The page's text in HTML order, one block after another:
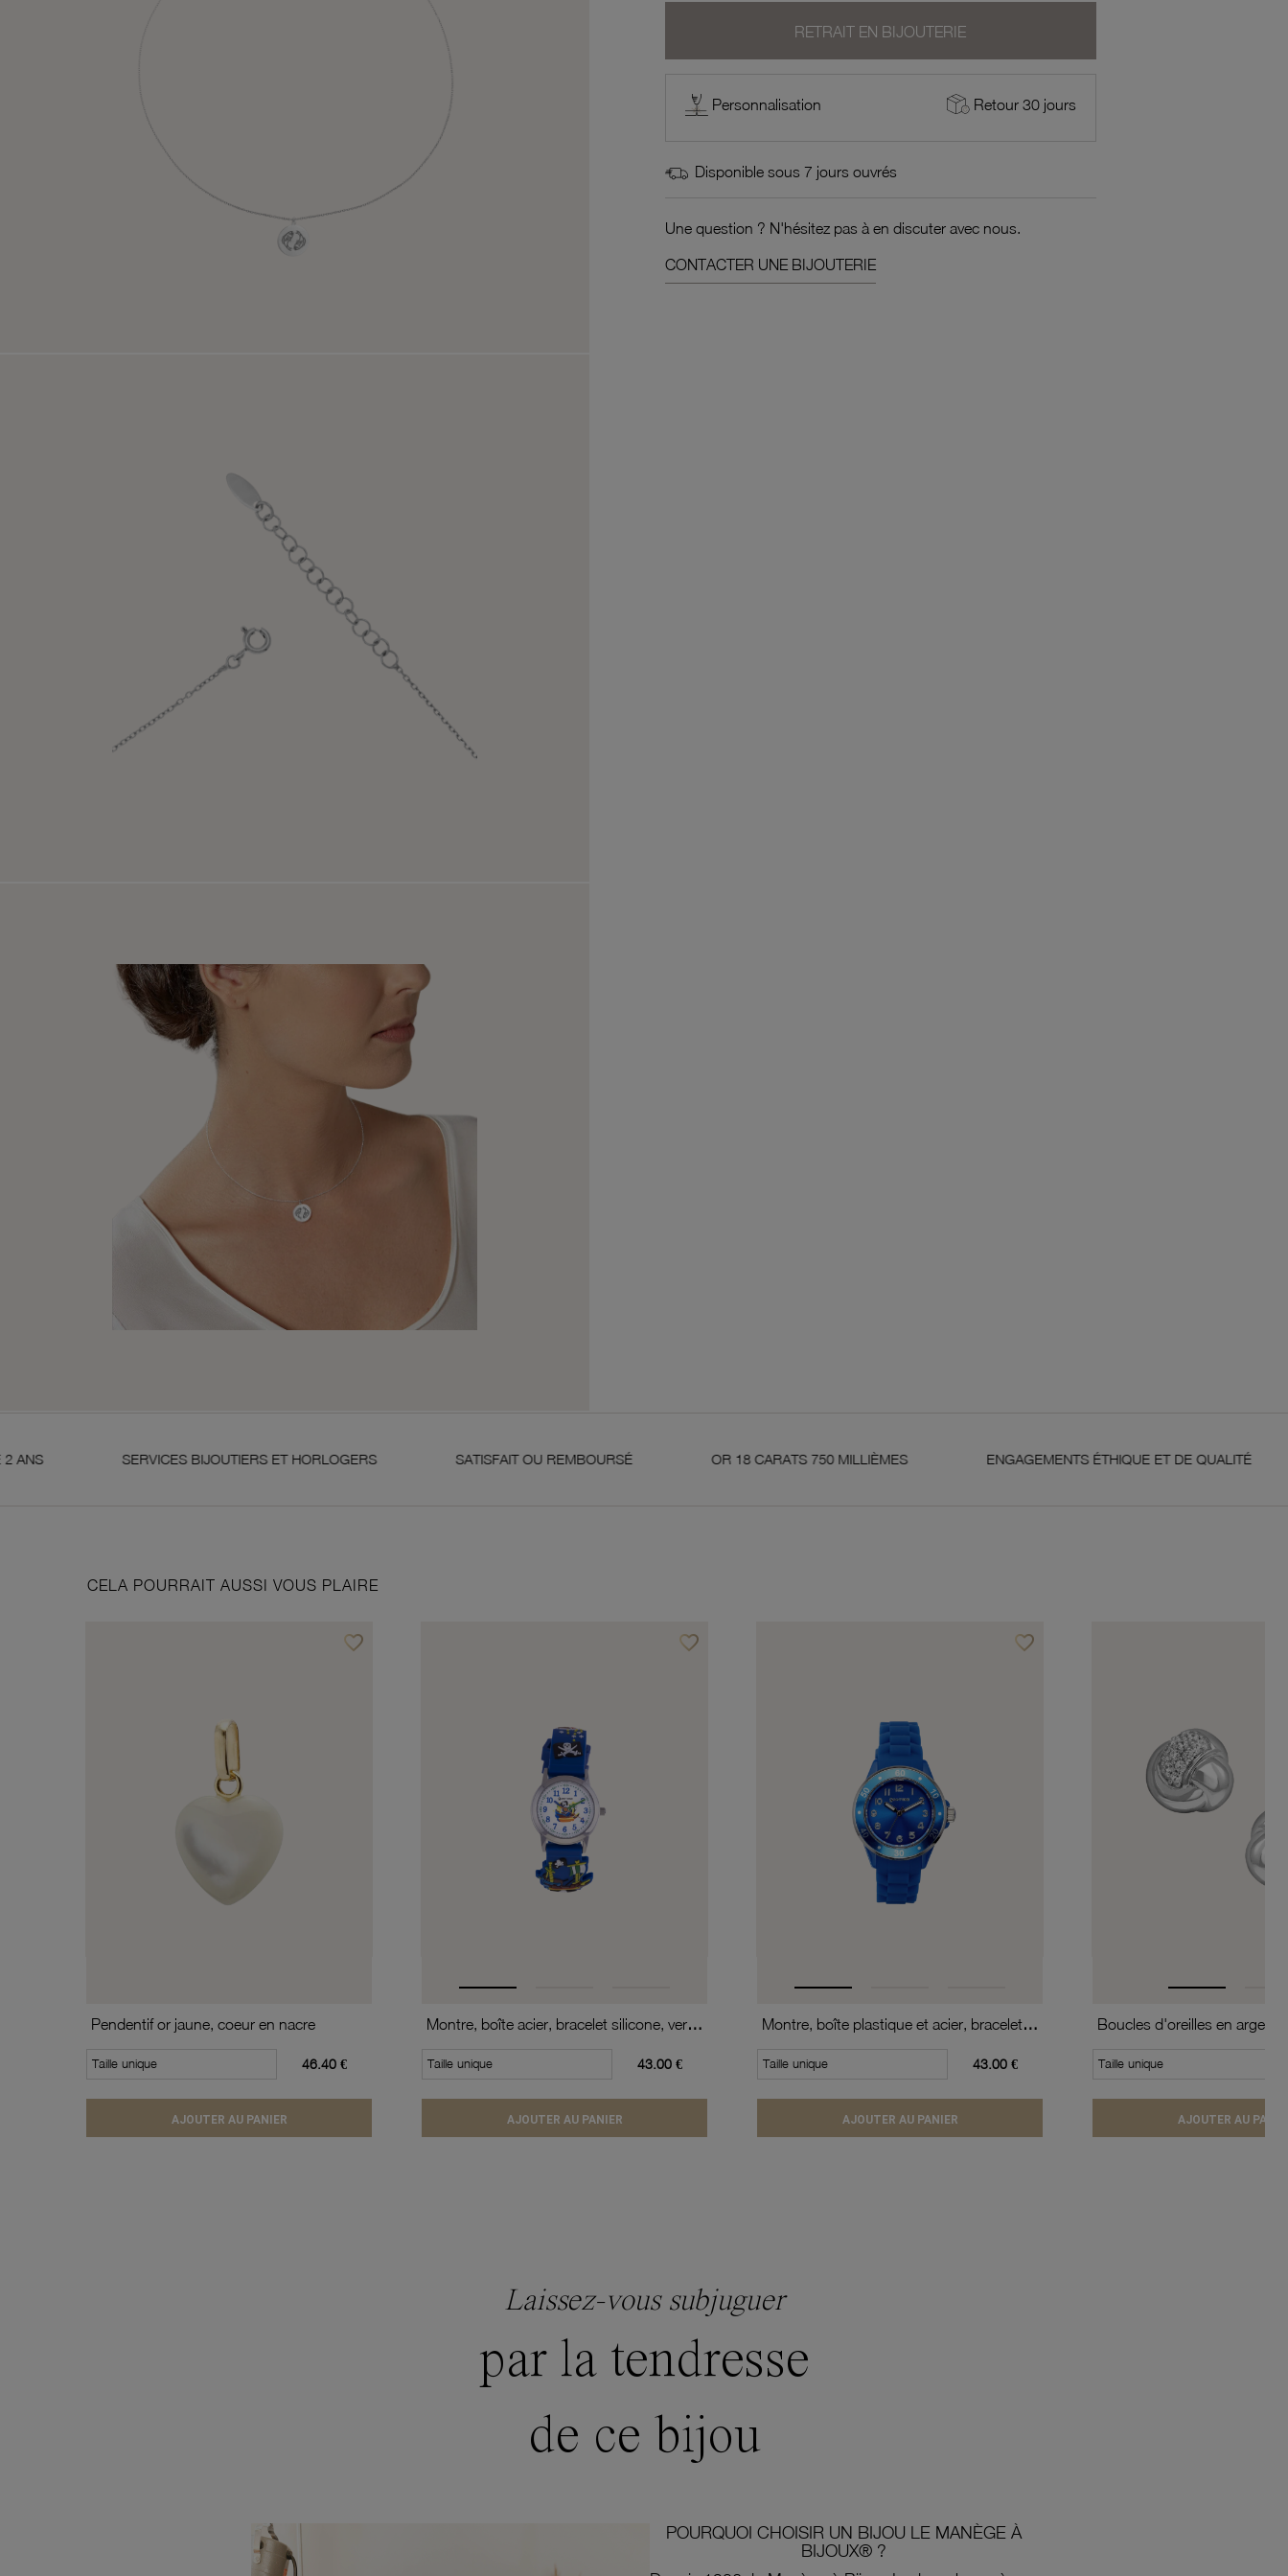
RETRAIT EN BIJOUTERIE
Personnalisation Retour 30 jours
Disponible sous 7 jours ouvrés
Une question ? N'hésitez pas à en discuter avec nous.
CONTACTER UNE BIJOUTERIE
SERVICES BIJOUTIERS ET HORLOGERS SATISFAIT OU REMBOURSÉ OR 18 CARATS 750 MILLIÈMES ENGAGEMENTS ÉTHIQUE ET DE QUALITÉ
CELA POURRAIT AUSSI VOUS PLAIRE
favorite_borderAjouter à vos favoris
Pendentif or jaune, coeur en nacre
Taille unique 46.40 €
AJOUTER AU PANIER
favorite_borderAjouter à vos favoris
Montre, boîte acier, bracelet silicone, verre minéral, kids
Taille unique 43.00 €
AJOUTER AU PANIER
favorite_borderAjouter à vos favoris
Montre, boîte plastique et acier, bracelet silicone, verre minéral, boys
Taille unique 43.00 €
AJOUTER AU PANIER
Taille unique
AJOUTER AU
Laissez-vous subjuguer
par la tendresse
de ce bijou
POURQUOI CHOISIR UN BIJOU LE MANÈGE À
BIJOUX® ?